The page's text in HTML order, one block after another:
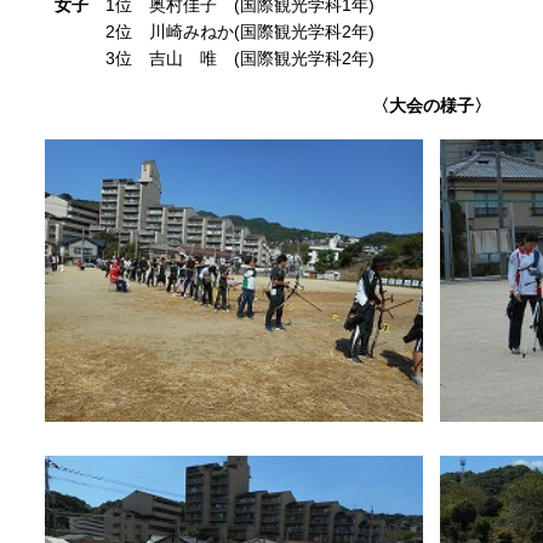
女子 1位 奥村佳子 (国際観光学科1年)
2位 川崎みねか(国際観光学科2年)
3位 吉山 唯 (国際観光学科2年)
〈大会の様子〉